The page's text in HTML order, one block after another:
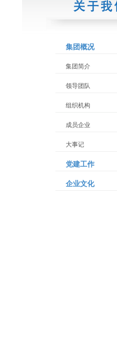
集团概况
集团简介
领导团队
组织机构
成员企业
大事记
党建工作
企业文化